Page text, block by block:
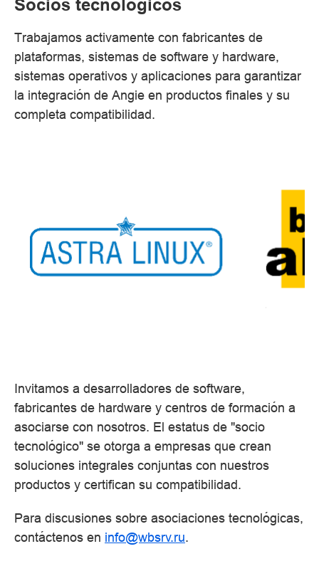
Socios tecnológicos
Trabajamos activamente con fabricantes de
plataformas, sistemas de software y hardware,
sistemas operativos y aplicaciones para garantizar
la integración de Angie en productos finales y su
completa compatibilidad.
Invitamos a desarrolladores de software,
fabricantes de hardware y centros de formación a
asociarse con nosotros. El estatus de "socio
tecnológico" se otorga a empresas que crean
soluciones integrales conjuntas con nuestros
productos y certifican su compatibilidad.
Para discusiones sobre asociaciones tecnológicas,
contáctenos en info@wbsrv.ru.